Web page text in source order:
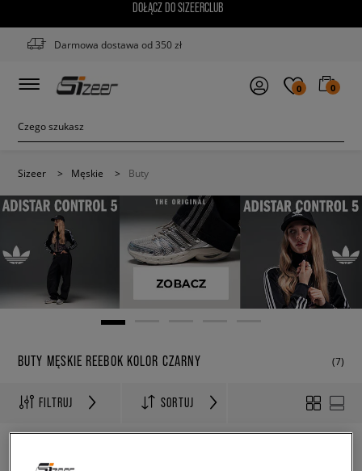
DOŁĄCZ DO SIZEERCLUB
Darmowa dostawa od 350 zł
0 0
Sizeer > Męskie > Buty
BUTY MĘSKIE REEBOK KOLOR CZARNY (7)
FILTRUJ SORTUJ